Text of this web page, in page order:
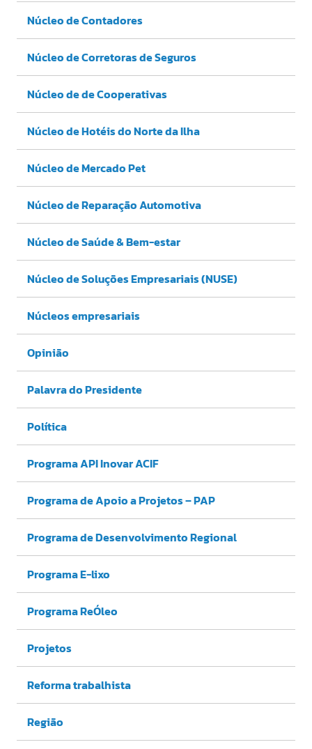
Núcleo de Contadores
Núcleo de Corretoras de Seguros
Núcleo de de Cooperativas
Núcleo de Hotéis do Norte da Ilha
Núcleo de Mercado Pet
Núcleo de Reparação Automotiva
Núcleo de Saúde & Bem-estar
Núcleo de Soluções Empresariais (NUSE)
Núcleos empresariais
Opinião
Palavra do Presidente
Política
Programa API Inovar ACIF
Programa de Apoio a Projetos – PAP
Programa de Desenvolvimento Regional
Programa E-lixo
Programa ReÓleo
Projetos
Reforma trabalhista
Região